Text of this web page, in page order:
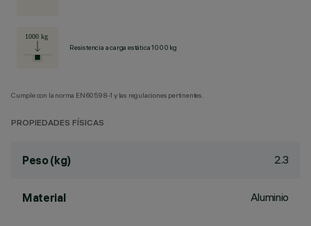
Resistencia a carga estática 1000 kg
Cumple con la norma EN60598-1 y las regulaciones pertinentes.
PROPIEDADES FÍSICAS
Peso (kg) 2.3
Material Aluminio